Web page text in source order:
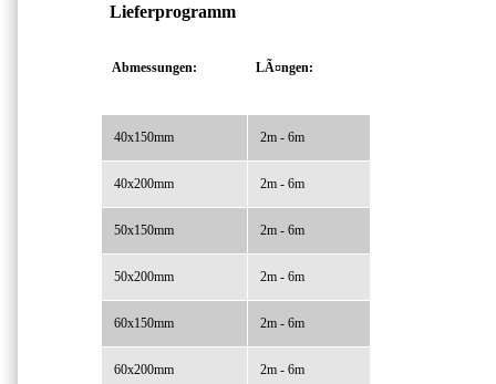
Lieferprogramm
Abmessungen: LÃ¤ngen:
40x150mm 2m - 6m
40x200mm 2m - 6m
50x150mm 2m - 6m
50x200mm 2m - 6m
60x150mm 2m - 6m
60x200mm 2m - 6m